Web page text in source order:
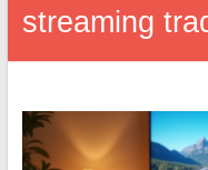
streaming